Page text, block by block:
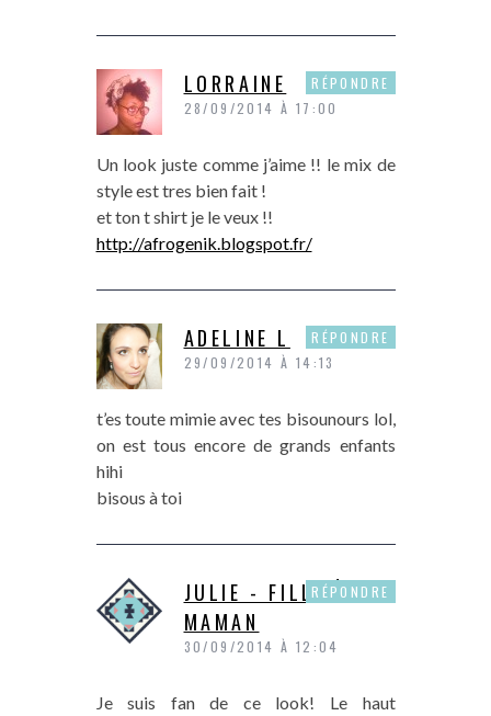
LORRAINE
28/09/2014 À 17:00
Un look juste comme j’aime !! le mix de
style est tres bien fait !
et ton t shirt je le veux !!
http://afrogenik.blogspot.fr/
RÉPONDRE
ADELINE L
29/09/2014 À 14:13
t’es toute mimie avec tes bisounours lol,
on est tous encore de grands enfants
hihi
bisous à toi
RÉPONDRE
JULIE - FILLE À
MAMAN
30/09/2014 À 12:04
Je suis fan de ce look! Le haut
RÉPONDRE